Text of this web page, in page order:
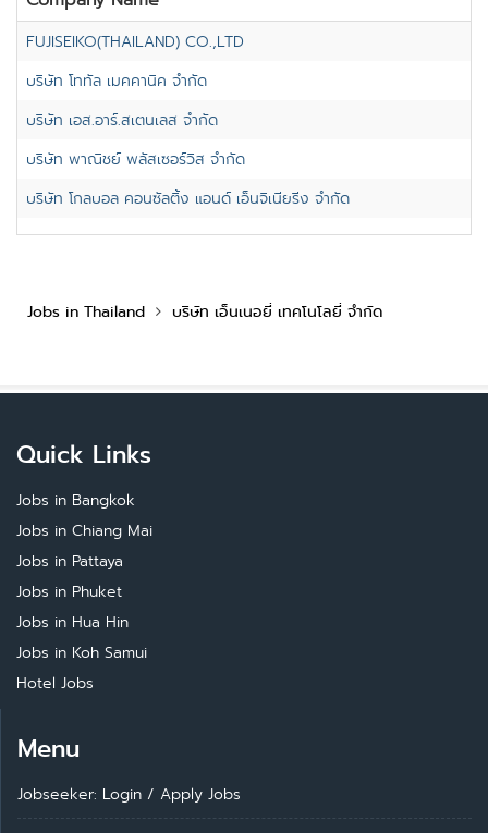
FUJISEIKO(THAILAND) CO.,LTD
บริษัท โททัล เมคคานิค จำกัด
บริษัท เอส.อาร์.สเตนเลส จำกัด
บริษัท พาณิชย์ พลัสเซอร์วิส จำกัด
บริษัท โกลบอล คอนซัลติ้ง แอนด์ เอ็นจิเนียริ่ง จำกัด
Jobs in Thailand บริษัท เอ็นเนอยี่ เทคโนโลยี่ จำกัด
Quick Links
Jobs in Bangkok
Jobs in Chiang Mai
Jobs in Pattaya
Jobs in Phuket
Jobs in Hua Hin
Jobs in Koh Samui
Hotel Jobs
Menu
Jobseeker: Login / Apply Jobs